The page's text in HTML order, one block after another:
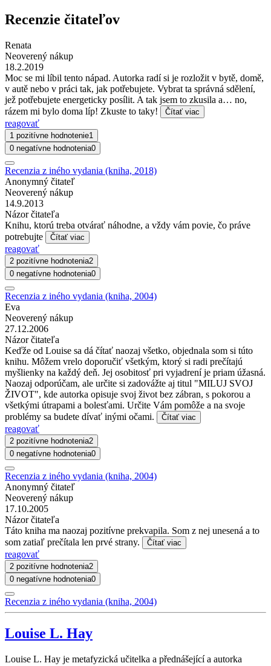
Recenzie čitateľov
Renata
Neoverený nákup
18.2.2019
Moc se mi líbil tento nápad. Autorka radí si je rozložit v bytě, domě,
v autě nebo v práci tak, jak potřebujete. Vybrat ta správná sdělení,
jež potřebujete energeticky posílit. A tak jsem to zkusila a… no,
rázem mi bylo doma líp! Zkuste to taky!
Čítať viac
reagovať
1 pozitívne hodnotenie1
0 negatívne hodnotenia0
Recenzia z iného vydania (kniha, 2018)
Anonymný čitateľ
Neoverený nákup
14.9.2013
Názor čitateľa
Knihu, ktorú treba otvárať náhodne, a vždy vám povie, čo práve
potrebujte
Čítať viac
reagovať
2 pozitívne hodnotenia2
0 negatívne hodnotenia0
Recenzia z iného vydania (kniha, 2004)
Eva
Neoverený nákup
27.12.2006
Názor čitateľa
Keďže od Louise sa dá čítať naozaj všetko, objednala som si túto
knihu. Môžem vrelo doporučiť všetkým, ktorý si radi prečítajú
myšlienky na každý deň. Jej osobitosť pri vyjadrení je priam úžasná.
Naozaj odporúčam, ale určite si zadovážte aj titul "MILUJ SVOJ
ŽIVOT", kde autorka opisuje svoj život bez zábran, s pokorou a
všetkými útrapami a bolesťami. Určite Vám pomôže a na svoje
problémy sa budete dívať inými očami.
Čítať viac
reagovať
2 pozitívne hodnotenia2
0 negatívne hodnotenia0
Recenzia z iného vydania (kniha, 2004)
Anonymný čitateľ
Neoverený nákup
17.10.2005
Názor čitateľa
Táto kniha ma naozaj pozitívne prekvapila. Som z nej unesená a to
som zatiaľ prečítala len prvé strany.
Čítať viac
reagovať
2 pozitívne hodnotenia2
0 negatívne hodnotenia0
Recenzia z iného vydania (kniha, 2004)
Louise L. Hay
Louise L. Hay je metafyzická učitelka a přednášející a autorka